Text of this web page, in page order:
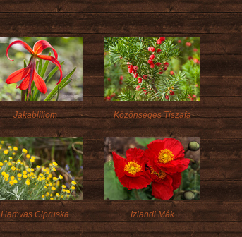
Jakabliliom Közönséges Tiszafa
Hamvas Cipruska Izlandi Mák